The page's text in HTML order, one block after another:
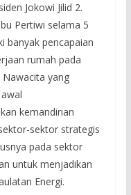
Jokowi Jilid 2.
Pertiwi selama 5
banyak pencapaian
rumah pada
Nawacita yang
kemandirian
sektor strategis
pada sektor
untuk menjadikan
Energi.